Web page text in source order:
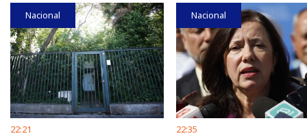
Nacional
22:21
Nacional
22:35